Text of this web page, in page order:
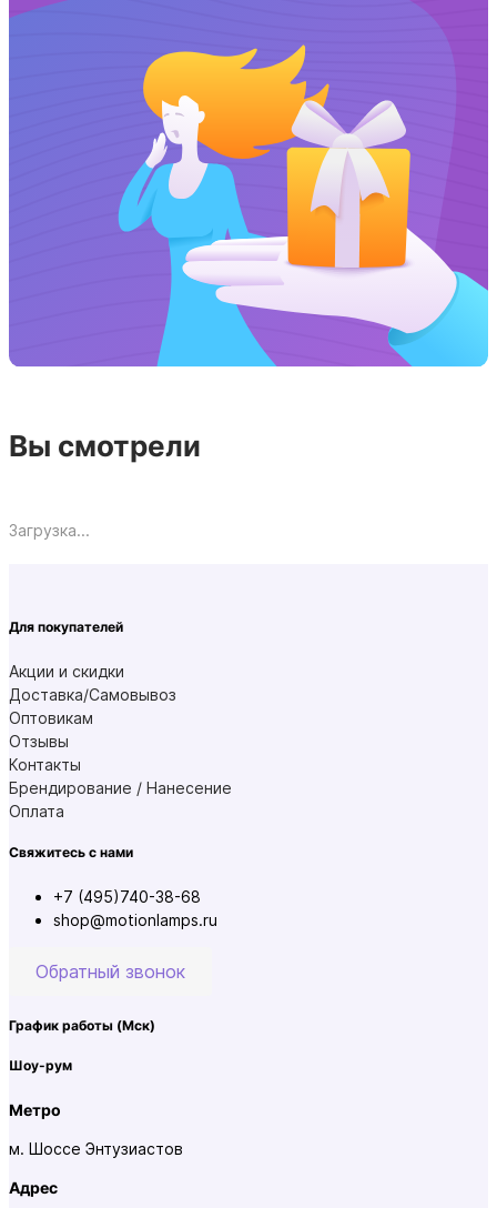
Вы смотрели
Загрузка...
Для покупателей
Акции и скидки
Доставка/Самовывоз
Оптовикам
Отзывы
Контакты
Брендирование / Нанесение
Оплата
Свяжитесь с нами
+7 (495)740-38-68
shop@motionlamps.ru
Обратный звонок
График работы (Мск)
Шоу-рум
Метро
м. Шоссе Энтузиастов
Адрес